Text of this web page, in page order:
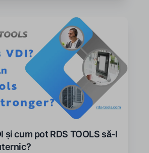
și cum pot RDS TOOLS să-l